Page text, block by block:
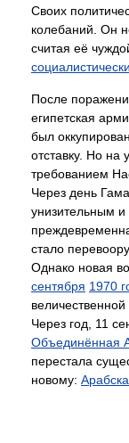
Своих
колебаний. Он
считая её
После
египетская
был оккупирован
отставку. Но на
требованием
Через день
унизительным
стало
Однако новая
сентября 1970
Через год, 11
Объединённая
перестала
новому: